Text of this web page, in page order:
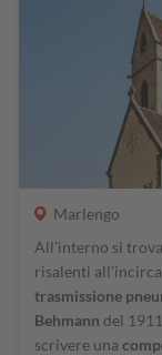
Marlengo
All’interno si
risalenti
trasmissione
Behmann del
scrivere una